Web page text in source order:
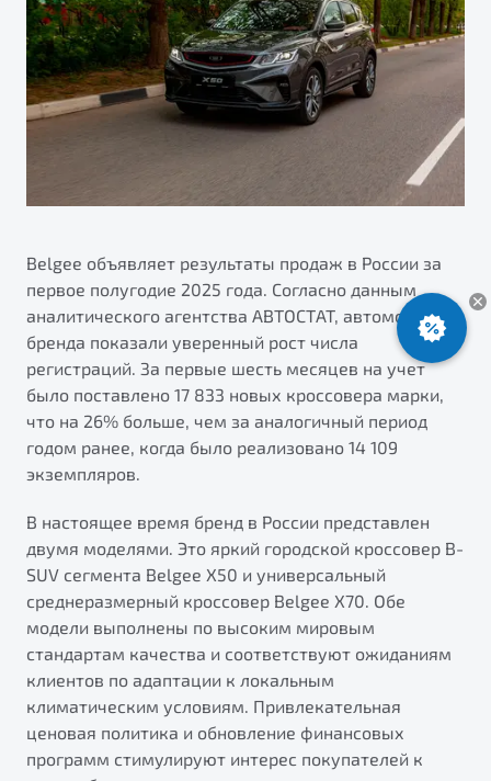
Яркий кроссовер
от 2 219 990 ₽*
Элегантный и практичный седан
Обзор В наличии
X70
Автокредит
Трейд-ин
Страхование
Узнайте о специальных выгодах при покупке
автомобиля Belgee
Подробно
Автомобили в наличии
Тест-драйв
Автокредит
Спецпредложения
ПОДДЕРЖКА
Гарантия Belgee
Belgee Линк
Клиентская поддержка
Помощь на дорогах
Будьте еще более уверены на дорогах с программой
"Помощь на дорогах"
Преимущества программы
О дилерском центре
Правовая информация
Belgee объявляет результаты продаж в России за
первое полугодие 2025 года. Согласно данным
аналитического агентства АВТОСТАТ, автомобили
бренда показали уверенный рост числа
регистраций. За первые шесть месяцев на учет
было поставлено 17 833 новых кроссовера марки,
что на 26% больше, чем за аналогичный период
годом ранее, когда было реализовано 14 109
экземпляров.
В настоящее время бренд в России представлен
двумя моделями. Это яркий городской кроссовер B-
SUV сегмента Belgee X50 и универсальный
среднеразмерный кроссовер Belgee X70. Обе
модели выполнены по высоким мировым
стандартам качества и соответствуют ожиданиям
клиентов по адаптации к локальным
климатическим условиям. Привлекательная
ценовая политика и обновление финансовых
программ стимулируют интерес покупателей к